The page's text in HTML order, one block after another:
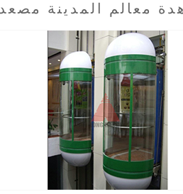
معالم المدينة مصعد